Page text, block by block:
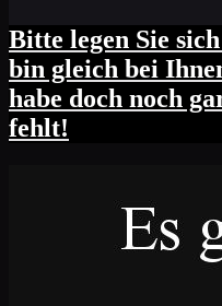
Bitte legen Sie
bin gleich bei
habe doch noch
fehlt!